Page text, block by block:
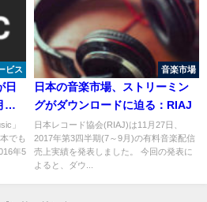
ビス
日
額
」
でも
年5
音楽市場
日本の音楽市場、ストリーミン
グがダウンロードに迫る：RIAJ
日本レコード協会(RIAJ)は11月27日、
2017年第3四半期(7～9月)の有料音楽配信
売上実績を発表しました。 今回の発表に
よると、ダウ...